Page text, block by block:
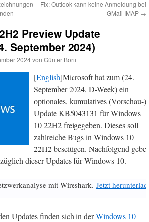
Fix: Outlook kann keine Anmeldung bei
GMail IMAP →
Preview Update
September 2024)
2024von Günter Born
[English]Microsoft hat zum (24.
September 2024, D-Week) ein
optionales, kumulatives (Vorschau-)
Update KB5043131 für Windows
10 22H2 freigegeben. Dieses soll
zahlreiche Bugs in Windows 10
22H2 beseitigen. Nachfolgend gebe
dieser Updates für Windows 10.
mit Wireshark. Jetzt
Updates finden sich in derWindows 10